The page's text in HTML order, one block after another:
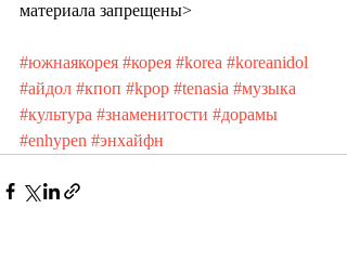
материала запрещены>
#южнаякорея #корея #korea #koreanidol
#айдол #кпоп #kpop #tenasia #музыка
#культура #знаменитости #дорамы
#enhypen #энхайфн